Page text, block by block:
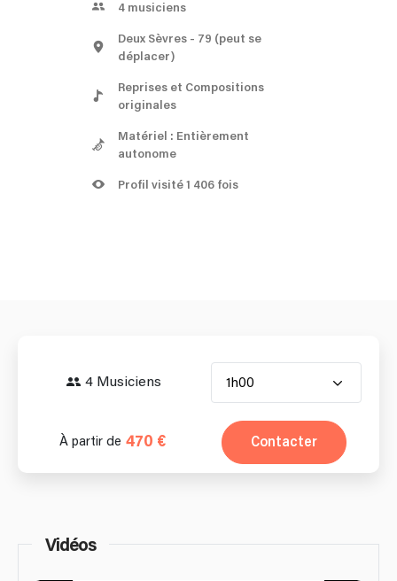
4 musiciens
Deux Sèvres - 79 (peut se
déplacer)
Reprises et Compositions
originales
Matériel : Entièrement
autonome
Profil visité 1 406 fois
4 Musiciens 1h00
À partir de 470 € Contacter
Vidéos